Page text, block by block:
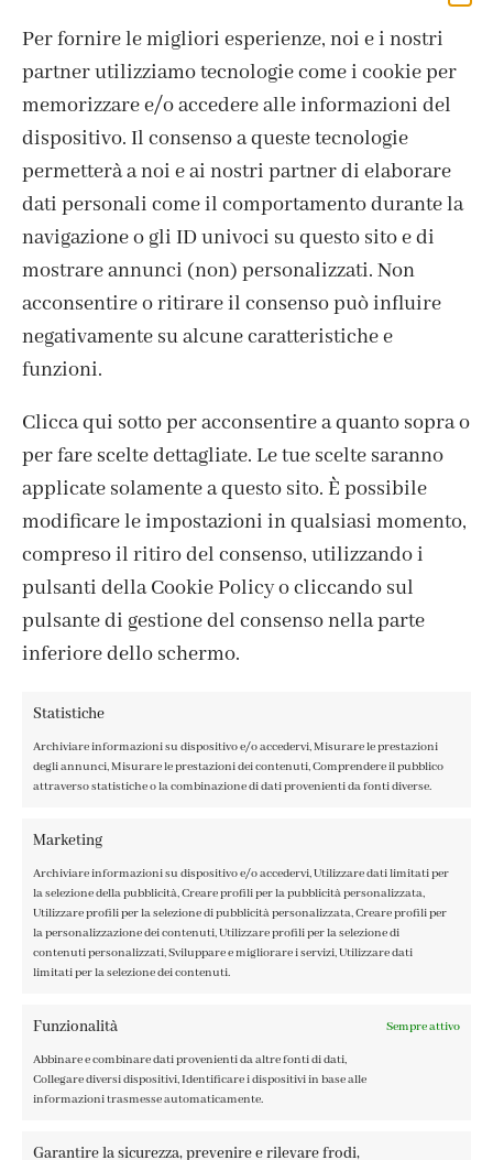
Per fornire le migliori esperienze, noi e i nostri
partner utilizziamo tecnologie come i cookie per
memorizzare e/o accedere alle informazioni del
dispositivo. Il consenso a queste tecnologie
permetterà a noi e ai nostri partner di elaborare
dati personali come il comportamento durante la
navigazione o gli ID univoci su questo sito e di
mostrare annunci (non) personalizzati. Non
acconsentire o ritirare il consenso può influire
negativamente su alcune caratteristiche e
funzioni.
Clicca qui sotto per acconsentire a quanto sopra o
per fare scelte dettagliate. Le tue scelte saranno
applicate solamente a questo sito. È possibile
modificare le impostazioni in qualsiasi momento,
compreso il ritiro del consenso, utilizzando i
pulsanti della Cookie Policy o cliccando sul
pulsante di gestione del consenso nella parte
inferiore dello schermo.
Statistiche
Archiviare informazioni su dispositivo e/o accedervi, Misurare le prestazioni
degli annunci, Misurare le prestazioni dei contenuti, Comprendere il pubblico
attraverso statistiche o la combinazione di dati provenienti da fonti diverse.
Marketing
Archiviare informazioni su dispositivo e/o accedervi, Utilizzare dati limitati per
la selezione della pubblicità, Creare profili per la pubblicità personalizzata,
Utilizzare profili per la selezione di pubblicità personalizzata, Creare profili per
la personalizzazione dei contenuti, Utilizzare profili per la selezione di
contenuti personalizzati, Sviluppare e migliorare i servizi, Utilizzare dati
limitati per la selezione dei contenuti.
Funzionalità Sempre attivo
Abbinare e combinare dati provenienti da altre fonti di dati,
Collegare diversi dispositivi, Identificare i dispositivi in base alle
informazioni trasmesse automaticamente.
Garantire la sicurezza, prevenire e rilevare frodi,